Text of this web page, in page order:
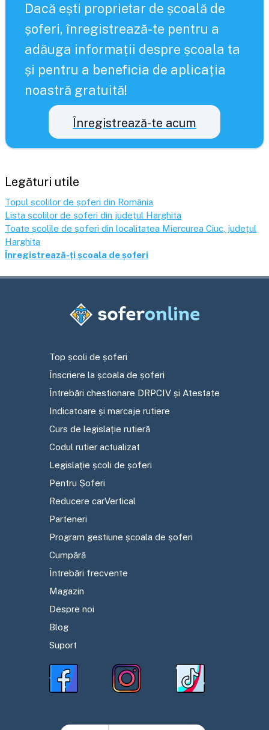
Dacă ești proprietar de școală de
șoferi, înregistrează-te pentru a
adăuga informații despre școala ta
și pentru a beneficia de aplicația
noastră gratuită!
Înregistrează-te acum
Legături utile
Topul școlilor de șoferi din România
Lista școlilor de șoferi din județul Harghita
Toate școlile de șoferi din localitatea Miercurea Ciuc , județul
Harghita
Înregistrează-ți școala de șoferi
Top școli de șoferi
Înscriere la școala de șoferi
Întrebări chestionare DRPCIV și Atestate
Indicatoare și marcaje rutiere
Curs de legislație rutieră
Codul rutier actualizat
Legislație școli de șoferi
Pentru Șoferi
Reducere carVertical
Parteneri
Program gestiune școala de șoferi
Cumpără
Întrebări frecvente
Magazin
Despre noi
Blog
Suport